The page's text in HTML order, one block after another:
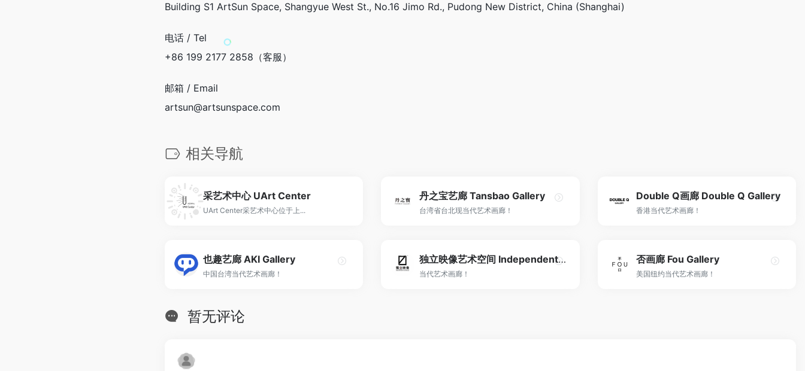
Building S1 ArtSun Space, Shangyue West St., No.16 Jimo Rd., Pudong New District, China (Shanghai)
电话 / Tel
+86 199 2177 2858（客服）
邮箱 / Email
artsun@artsunspace.com
相关导航
采艺术中心 UArt Center
UArt Center采艺术中心位于上...
丹之宝艺廊 Tansbao Gallery
台湾省台北现当代艺术画廊！
Double Q画廊 Double Q Gallery
香港当代艺术画廊！
也趣艺廊 AKI Gallery
中国台湾当代艺术画廊！
独立映像艺术空间 Independent & Image Art Space
当代艺术画廊！
否画廊 Fou Gallery
美国纽约当代艺术画廊！
暂无评论